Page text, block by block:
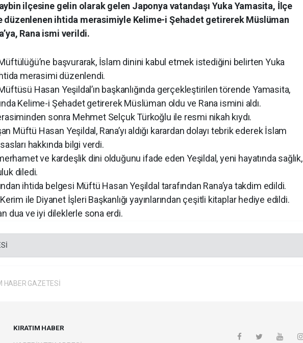
ilçesine gelin olarak gelen Japonya vatandaşı Yuka Yamasita, İlçe
düzenlenen ihtida merasimiyle Kelime-i Şehadet getirerek Müslüman
Rana ismi verildi.
başvurarak, İslam dinini kabul etmek istediğini belirten Yuka
merasimi düzenlendi.
Hasan Yeşildal’ın başkanlığında gerçekleştirilen törende Yamasita,
Kelime-i Şehadet getirerek Müslüman oldu ve Rana ismini aldı.
sonra Mehmet Selçuk Türkoğlu ile resmi nikah kıydı.
Müftü Hasan Yeşildal, Rana’yı aldığı karardan dolayı tebrik ederek İslam
hakkında bilgi verdi.
merhamet ve kardeşlik dini olduğunu ifade eden Yeşildal, yeni hayatında sağlık,
diledi.
ihtida belgesi Müftü Hasan Yeşildal tarafından Rana’ya takdim edildi.
Kerim ile Diyanet İşleri Başkanlığı yayınlarından çeşitli kitaplar hediye edildi.
dua ve iyi dileklerle sona erdi.
HABER GAZETESİ
KIRATIM HABER